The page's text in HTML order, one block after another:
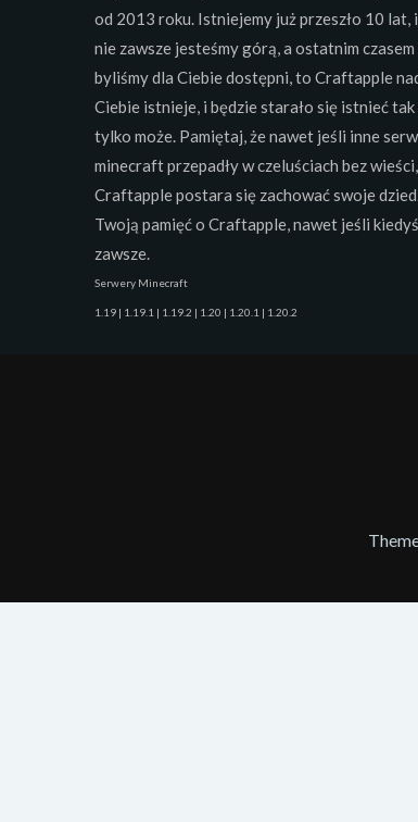
od 2013 roku. Istniejemy już przeszło 10 lat,
nie zawsze jesteśmy górą, a ostatnim
byliśmy dla Ciebie dostępni, to Craftapple
Ciebie istnieje, i będzie starało się istnieć tak
tylko może. Pamiętaj, że nawet jeśli inne
minecraft przepadły w czeluściach bez
Craftapple postara się zachować swoje
Twoją pamięć o Craftapple, nawet jeśli
zawsze.
Serwery Minecraft
1.19 | 1.19.1 | 1.19.2 | 1.20 | 1.20.1 | 1.20.2